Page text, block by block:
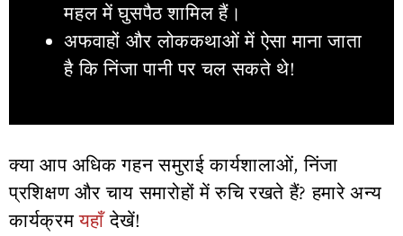
महल में घुसपैठ शामिल हैं।
अफवाहों और लोककथाओं में ऐसा माना जाता
है कि निंजा पानी पर चल सकते थे!
क्या आप अधिक गहन समुराई कार्यशालाओं, निंजा
प्रशिक्षण और चाय समारोहों में रुचि रखते हैं? हमारे अन्य
कार्यक्रमयहाँदेखें!